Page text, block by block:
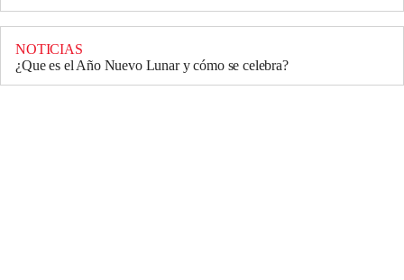
NOTICIAS
¿Que es el Año Nuevo Lunar y cómo se celebra?